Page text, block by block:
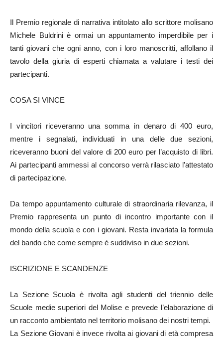
Il Premio regionale di narrativa intitolato allo scrittore molisano
Michele Buldrini è ormai un appuntamento imperdibile per i
tanti giovani che ogni anno, con i loro manoscritti, affollano il
tavolo della giuria di esperti chiamata a valutare i testi dei
partecipanti.
COSA SI VINCE
I vincitori riceveranno una somma in denaro di 400 euro,
mentre i segnalati, individuati in una delle due sezioni,
riceveranno buoni del valore di 200 euro per l’acquisto di libri.
Ai partecipanti ammessi al concorso verrà rilasciato l’attestato
di partecipazione.
Da tempo appuntamento culturale di straordinaria rilevanza, il
Premio rappresenta un punto di incontro importante con il
mondo della scuola e con i giovani. Resta invariata la formula
del bando che come sempre è suddiviso in due sezioni.
ISCRIZIONE E SCANDENZE
La Sezione Scuola è rivolta agli studenti del triennio delle
Scuole medie superiori del Molise e prevede l’elaborazione di
un racconto ambientato nel territorio molisano dei nostri tempi.
La Sezione Giovani è invece rivolta ai giovani di età compresa